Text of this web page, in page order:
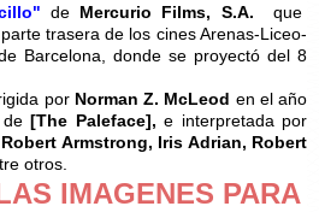
de Mercurio Films, S.A.que
trasera de los cines Arenas-Liceo-
Barcelona, donde se proyectó del 8
por Norman Z. McLeod en el año
[The Paleface], e interpretada por
Robert Armstrong, Iris Adrian, Robert
otros.
IMAGENES PARA